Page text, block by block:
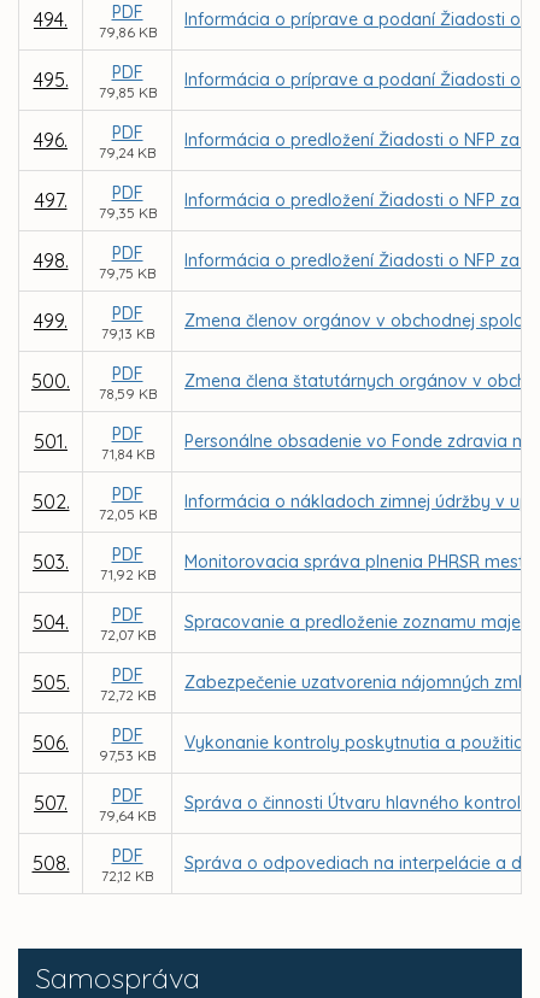
Samospráva
494. PDF
79,86 KB
Informácia o príprave a podaní Žiadosti o
495. PDF
79,85 KB
Informácia o príprave a podaní Žiadosti o
496. PDF
79,24 KB
Informácia o predložení Žiadosti o NFP za
497. PDF
79,35 KB
Informácia o predložení Žiadosti o NFP za
498. PDF
79,75 KB
Informácia o predložení Žiadosti o NFP za
499. PDF
79,13 KB
Zmena členov orgánov v obchodnej
500. PDF
78,59 KB
Zmena člena štatutárnych orgánov v
501. PDF
71,84 KB
Personálne obsadenie vo Fonde zdravia
502. PDF
72,05 KB
Informácia o nákladoch zimnej údržby v
503. PDF
71,92 KB
Monitorovacia správa plnenia PHRSR
504. PDF
72,07 KB
Spracovanie a predloženie zoznamu
505. PDF
72,72 KB
Zabezpečenie uzatvorenia nájomných
506. PDF
97,53 KB
Vykonanie kontroly poskytnutia a použitia
507. PDF
79,64 KB
Správa o činnosti Útvaru hlavného
508. PDF
72,12 KB
Správa o odpovediach na interpelácie a